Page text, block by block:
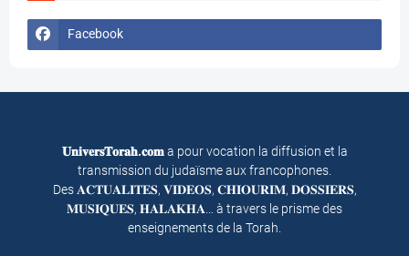
Facebook
𝐔𝐧𝐢𝐯𝐞𝐫𝐬𝐓𝐨𝐫𝐚𝐡.𝐜𝐨𝐦a pour vocation la diffusion et la
transmission du judaïsme aux francophones.
Des 𝐀𝐂𝐓𝐔𝐀𝐋𝐈𝐓𝐄𝐒, 𝐕𝐈𝐃𝐄𝐎𝐒, 𝐂𝐇𝐈𝐎𝐔𝐑𝐈𝐌, 𝐃𝐎𝐒𝐒𝐈𝐄𝐑𝐒,
𝐌𝐔𝐒𝐈𝐐𝐔𝐄𝐒, 𝐇𝐀𝐋𝐀𝐊𝐇𝐀… à travers le prisme des
enseignements de la Torah.